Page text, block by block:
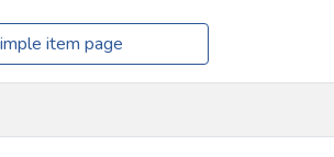
item page